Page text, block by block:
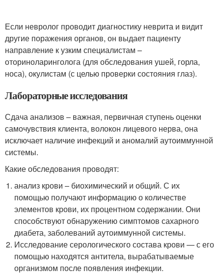
Если невролог проводит диагностику неврита и видит
другие поражения органов, он выдает пациенту
направление к узким специалистам –
оториноларинголога (для обследования ушей, горла,
носа), окулистам (с целью проверки состояния глаз).
Лабораторные исследования
Сдача анализов – важная, первичная ступень оценки
самочувствия клиента, волокон лицевого нерва, она
исключает наличие инфекций и аномалий аутоиммунной
системы.
Какие обследования проводят:
анализ крови – биохимический и общий. С их
помощью получают информацию о количестве
элементов крови, их процентном содержании. Они
способствуют обнаружению симптомов сахарного
диабета, заболеваний аутоиммунной системы.
Исследование серологического состава крови — с его
помощью находятся антитела, вырабатываемые
организмом после появления инфекции.